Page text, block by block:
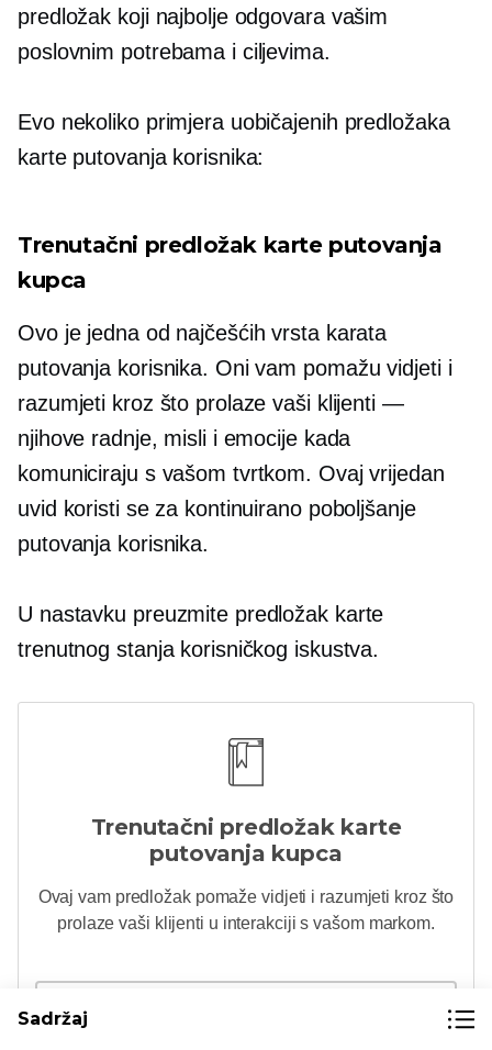
predložak koji najbolje odgovara vašim
poslovnim potrebama i ciljevima.
Evo nekoliko primjera uobičajenih predložaka
karte putovanja korisnika:
Trenutačni predložak karte putovanja
kupca
Ovo je jedna od najčešćih vrsta karata
putovanja korisnika. Oni vam pomažu vidjeti i
razumjeti kroz što prolaze vaši klijenti —
njihove radnje, misli i emocije kada
komuniciraju s vašom tvrtkom. Ovaj vrijedan
uvid koristi se za kontinuirano poboljšanje
putovanja korisnika.
U nastavku preuzmite predložak karte
trenutnog stanja korisničkog iskustva.
Trenutačni predložak karte
putovanja kupca
Ovaj vam predložak pomaže vidjeti i razumjeti kroz što
prolaze vaši klijenti u interakciji s vašom markom.
Sadržaj